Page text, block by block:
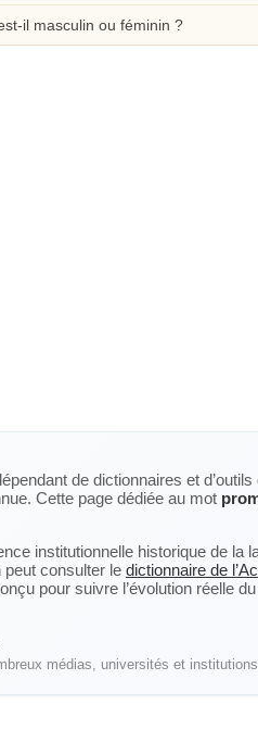
il masculin ou féminin ?
de dictionnaires et
Cette page dédiée au mot
institutionnelle historique de la
peut consulter le dictionnaire de
pour suivre l’évolution réelle
médias, universités et